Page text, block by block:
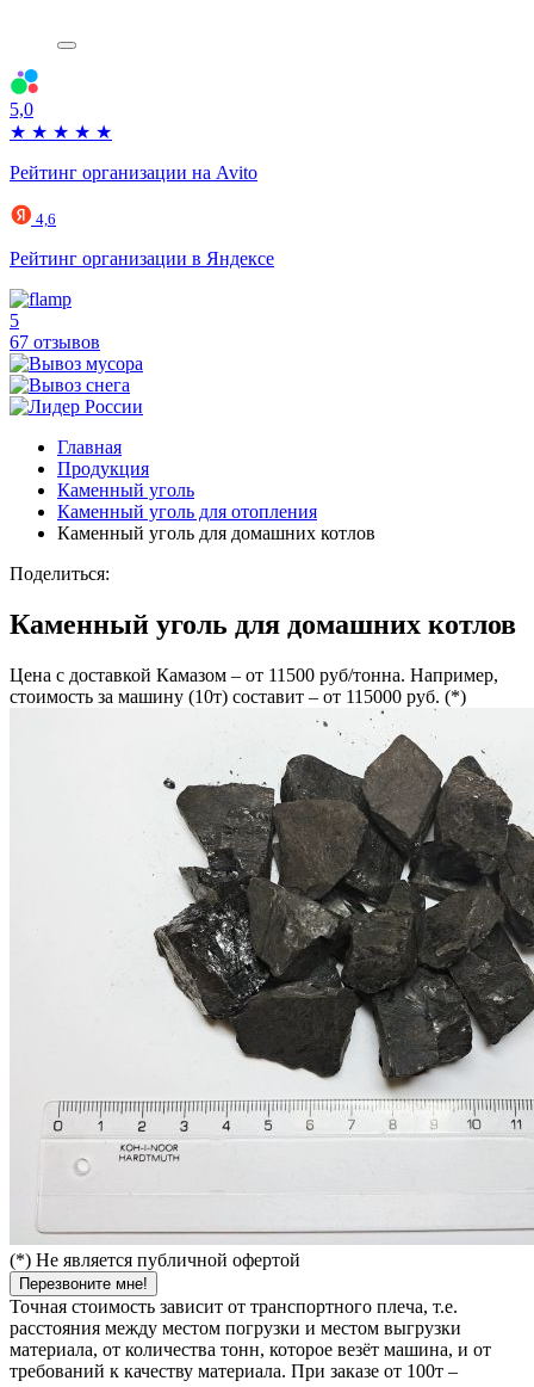
5,0
★ ★ ★ ★ ★
Рейтинг организации на Avito
4,6
Рейтинг организации в Яндексе
5
67 отзывов
Главная
Продукция
Каменный уголь
Каменный уголь для отопления
Каменный уголь для домашних котлов
Поделиться:
Каменный уголь для домашних котлов
Цена с доставкой Камазом – от 11500 руб/тонна. Например,
стоимость за машину (10т) составит – от 115000 руб. (*)
(*) Не является публичной офертой
Перезвоните мне!
Точная стоимость зависит от транспортного плеча, т.е.
расстояния между местом погрузки и местом выгрузки
материала, от количества тонн, которое везёт машина, и от
требований к качеству материала. При заказе от 100т –